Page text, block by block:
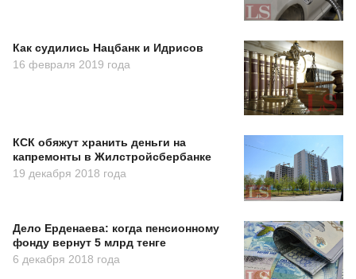
Как судились Нацбанк и Идрисов
16 февраля 2019 года
КСК обяжут хранить деньги на
капремонты в Жилстройсбербанке
19 декабря 2018 года
Дело Ерденаева: когда пенсионному
фонду вернут 5 млрд тенге
6 декабря 2018 года